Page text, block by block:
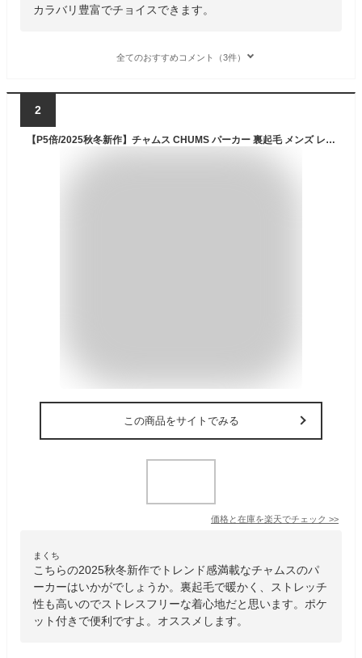
カラバリ豊富でチョイスできます。
全てのおすすめコメント（3件）
2
【P5倍/2025秋冬新作】チャムス CHUMS パーカー 裏起毛 メンズ レディース スウェット トレーナー Booby Face Pullover Parka ブービーフェイスプルオーバーパーカー トップス 袖リブ 大きめ ゆったり カジュアル アウトドア CH00-1520
この商品をサイトでみる
価格と在庫を楽天でチェック >>
まくち
こちらの2025秋冬新作でトレンド感満載なチャムスのパ
ーカーはいかがでしょうか。裏起毛で暖かく、ストレッチ
性も高いのでストレスフリーな着心地だと思います。ポケ
ット付きで便利ですよ。オススメします。